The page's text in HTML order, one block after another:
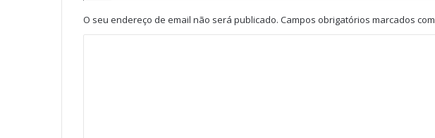
O seu endereço de email não será publicado. Campos obrigatórios marcados com